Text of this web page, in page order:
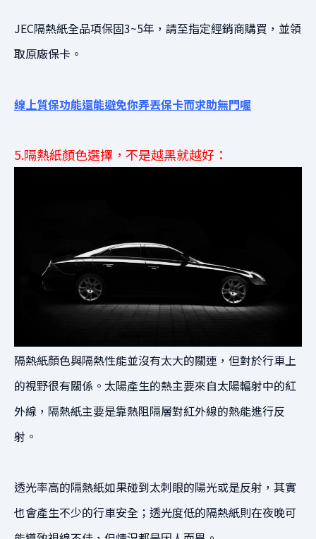
JEC隔熱紙全品項保固3~5年，請至指定經銷商購買，並領
取原廠保卡。
線上質保功能還能避免你弄丟保卡而求助無門喔
5.隔熱紙顏色選擇，不是越黑就越好：
隔熱紙顏色與隔熱性能並沒有太大的關連， 但對於行車上
的視野很有關係。 太陽產生的熱主要來自太陽輻射中的紅
外線， 隔熱紙主要是靠熱阻隔層對紅外線的熱能進行反
射。
透光率高的隔熱紙如果碰到太刺眼的陽光或是反射， 其實
也會產生不少的行車安全； 透光度低的隔熱紙則在夜晚可